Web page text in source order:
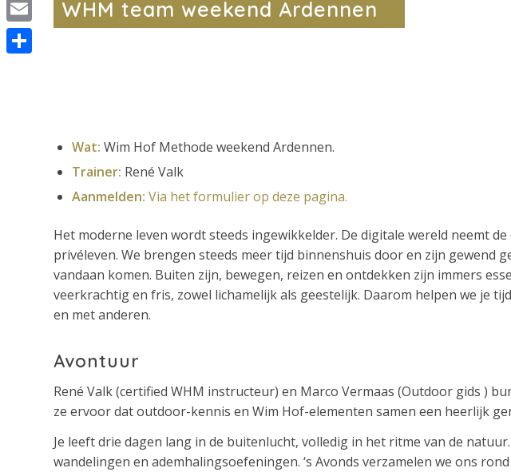
WHM team weekend Ardennen
Wat: Wim Hof Methode weekend Ardennen.
Trainer: René Valk
Aanmelden: Via het formulier op deze pagina.
Het moderne leven wordt steeds ingewikkelder. De digitale wereld neemt
privéleven. We brengen steeds meer tijd binnenshuis door en zijn
vandaan komen. Buiten zijn, bewegen, reizen en ontdekken zijn immers
veerkrachtig en fris, zowel lichamelijk als geestelijk. Daarom helpen we je
en met anderen.
Avontuur
René Valk (certified WHM instructeur) en Marco Vermaas (Outdoor gids )
ze ervoor dat outdoor-kennis en Wim Hof-elementen samen een heerlijk
Je leeft drie dagen lang in de buitenlucht, volledig in het ritme van de
wandelingen en ademhalingsoefeningen. ‘s Avonds verzamelen we ons
Email